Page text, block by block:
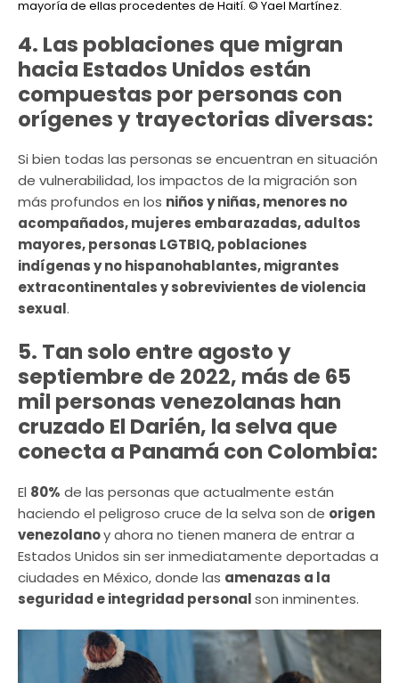
mayoría de ellas procedentes de Haití. © Yael Martínez.
4. Las poblaciones que migran
hacia Estados Unidos están
compuestas por personas con
orígenes y trayectorias diversas:
Si bien todas las personas se encuentran en situación
de vulnerabilidad, los impactos de la migración son
más profundos en los niños y niñas, menores no
acompañados, mujeres embarazadas, adultos
mayores, personas LGTBIQ, poblaciones
indígenas y no hispanohablantes, migrantes
extracontinentales y sobrevivientes de violencia
sexual.
5. Tan solo entre agosto y
septiembre de 2022, más de 65
mil personas venezolanas han
cruzado El Darién, la selva que
conecta a Panamá con Colombia:
El 80% de las personas que actualmente están
haciendo el peligroso cruce de la selva son de origen
venezolanoy ahora no tienen manera de entrar a
Estados Unidos sin ser inmediatamente deportadas a
ciudades en México, donde las amenazas a la
seguridad e integridad personalson inminentes.